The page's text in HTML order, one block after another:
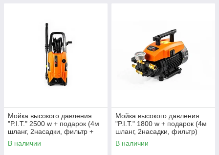
Мойка высокого давления
"P.I.T." 2500 w + подарок (4м
шланг, 2насадки, фильтр +
катушка)
В наличии
Мойка высокого давления
"P.I.T." 1800 w + подарок (4м
шланг, 2насадки, фильтр)
В наличии